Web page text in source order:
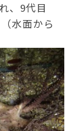
、9代目
水面から